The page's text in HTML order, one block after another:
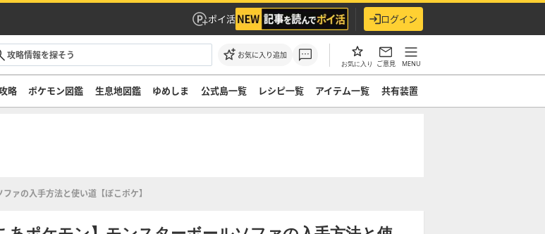
ポイ活 ログイン
お気に入り追加
お気に入り ご意見 MENU
略 ポケモン図鑑 生息地図鑑 ゆめしま 公式島一覧 レシピ一覧 アイテム一覧 共有装置
ァの入手方法と使い道【ぽこポケ】